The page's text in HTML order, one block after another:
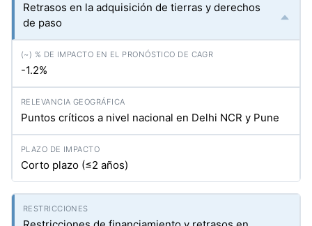
Retrasos en la adquisición de tierras y derechos
de paso
-1.2%
Puntos críticos a nivel nacional en Delhi NCR y Pune
Corto plazo (≤2 años)